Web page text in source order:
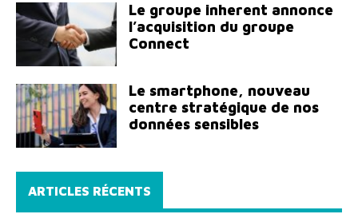
Le groupe inherent annonce
l’acquisition du groupe
Connect
Le smartphone, nouveau
centre stratégique de nos
données sensibles
ARTICLES RÉCENTS